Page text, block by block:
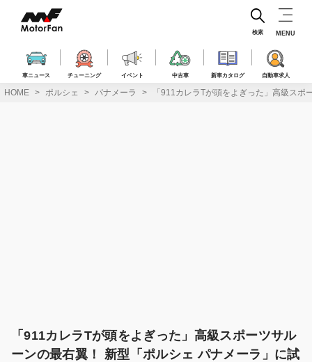
ス
車ニュース チューニング イベント 中古車 新車カタログ 自動車求人
検索 MENU
HOME ポルシェ パナメーラ 「911カレラTが頭をよぎった」高級ス
「911カレラTが頭をよぎった」高級スポーツサル
ーンの最右翼！ 新型「ポルシェ パナメーラ」に試